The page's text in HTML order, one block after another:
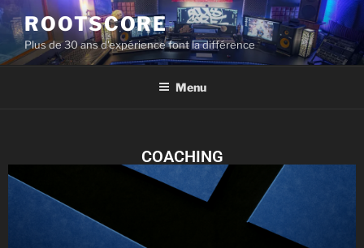
ROOTSCORE
Plus de 30 ans d'expérience font la différence
Menu
COACHING